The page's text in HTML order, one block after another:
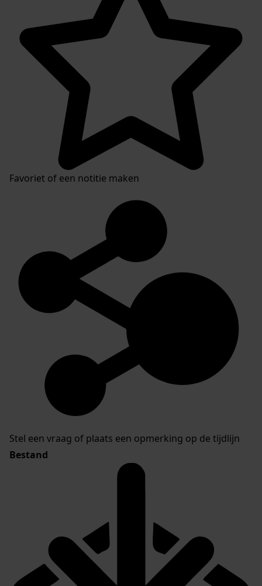
Favoriet of een notitie maken
Stel een vraag of plaats een opmerking op de tijdlijn
Bestand